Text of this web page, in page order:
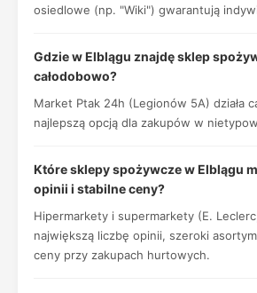
osiedlowe (np. "Wiki") gwarantują
Gdzie w Elblągu znajdę sklep
całodobowo?
Market Ptak 24h (Legionów 5A) działa
najlepszą opcją dla zakupów w
Które sklepy spożywcze w Elblągu
opinii i stabilne ceny?
Hipermarkety i supermarkety (E.
największą liczbę opinii, szeroki
ceny przy zakupach hurtowych.